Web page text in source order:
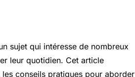
sujet qui intéresse de nombreux
leur quotidien. Cet article
conseils pratiques pour aborder